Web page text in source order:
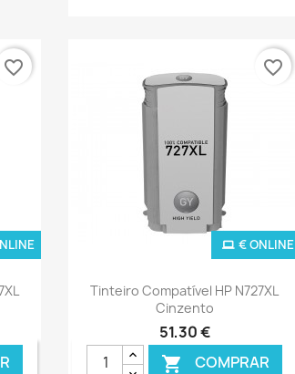
favorite_border
Ver+
Tinteiro Compatível HP N727XL
Cinzento
51,30 €
 COMPRAR
€ ONLINE
favorite_border